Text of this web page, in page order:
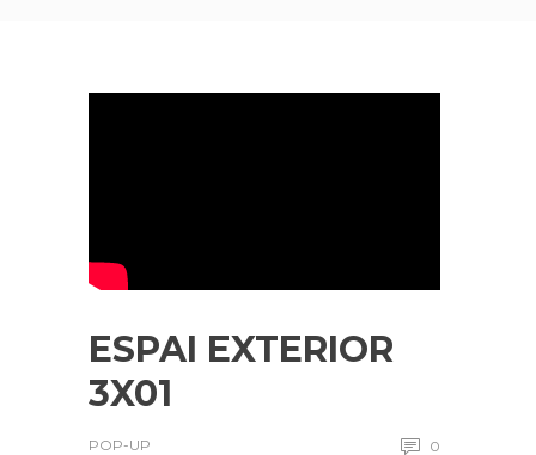
ESPAI EXTERIOR
3X01
POP-UP 0